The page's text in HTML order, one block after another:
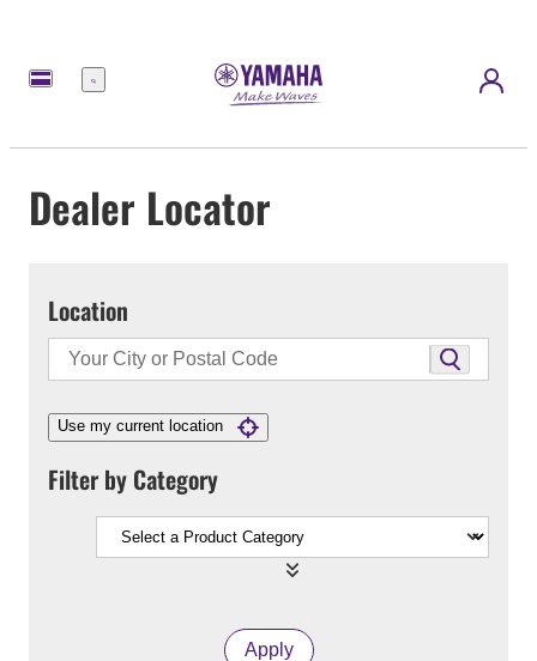
Menu
Dealer Locator
Location
Use my current location
Filter by Category
Apply